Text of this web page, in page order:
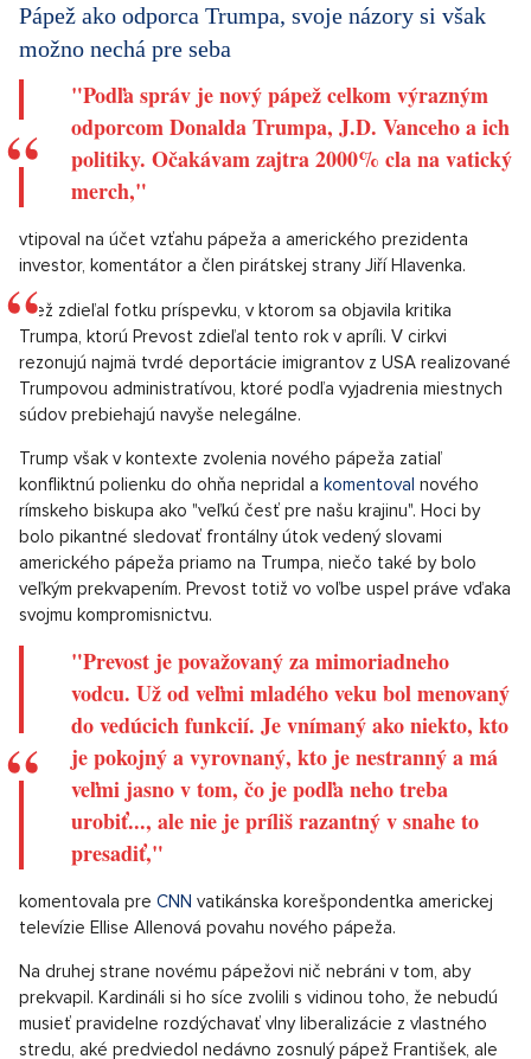
Pápež ako odporca Trumpa, svoje názory si však
možno nechá pre seba
"Podľa správ je nový pápež celkom výrazným
odporcom Donalda Trumpa, J.D. Vanceho a ich
politiky. Očakávam zajtra 2000% cla na vatický
merch,"
vtipoval na účet vzťahu pápeža a amerického prezidenta
investor, komentátor a člen pirátskej strany Jiří Hlavenka.
Tiež zdieľal fotku príspevku, v ktorom sa objavila kritika
Trumpa, ktorú Prevost zdieľal tento rok v apríli. V cirkvi
rezonujú najmä tvrdé deportácie imigrantov z USA realizované
Trumpovou administratívou, ktoré podľa vyjadrenia miestnych
súdov prebiehajú navyše nelegálne.
Trump však v kontexte zvolenia nového pápeža zatiaľ
konfliktnú polienku do ohňa nepridal a komentoval nového
rímskeho biskupa ako "veľkú česť pre našu krajinu". Hoci by
bolo pikantné sledovať frontálny útok vedený slovami
amerického pápeža priamo na Trumpa, niečo také by bolo
veľkým prekvapením. Prevost totiž vo voľbe uspel práve vďaka
svojmu kompromisnictvu.
"Prevost je považovaný za mimoriadneho
vodcu. Už od veľmi mladého veku bol menovaný
do vedúcich funkcií. Je vnímaný ako niekto, kto
je pokojný a vyrovnaný, kto je nestranný a má
veľmi jasno v tom, čo je podľa neho treba
urobiť..., ale nie je príliš razantný v snahe to
presadiť,"
komentovala pre CNN vatikánska korešpondentka americkej
televízie Ellise Allenová povahu nového pápeža.
Na druhej strane novému pápežovi nič nebráni v tom, aby
prekvapil. Kardináli si ho síce zvolili s vidinou toho, že nebudú
musieť pravidelne rozdýchavať vlny liberalizácie z vlastného
stredu, aké predviedol nedávno zosnulý pápež František, ale